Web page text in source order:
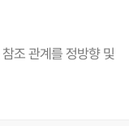
조 관계를 정방향 및